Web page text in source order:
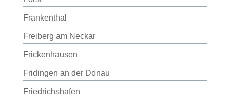
Frankenthal
Freiberg am Neckar
Frickenhausen
Fridingen an der Donau
Friedrichshafen